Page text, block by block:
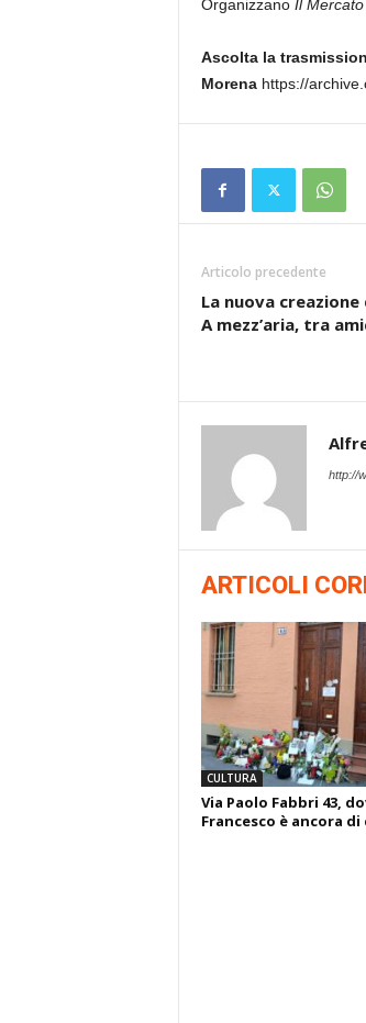
OrganizzanoIl Mercato
Ascolta la
Morenahttps://
Articolo precedente
La nuova creazione
A mezz’aria, tra
http://
ARTICOLI
CULTURA
Via Paolo Fabbri 43,
Francesco è ancora di